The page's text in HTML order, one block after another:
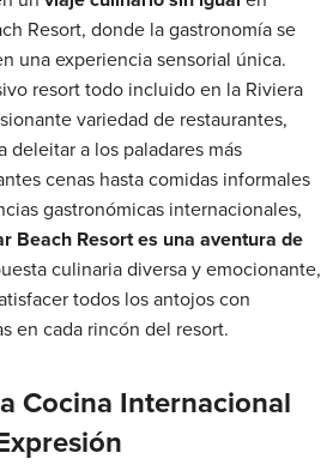
Resort, donde la gastronomía se
una experiencia sensorial única.
resort todo incluido en la Riviera
variedad de restaurantes,
deleitar a los paladares más
cenas hasta comidas informales
gastronómicas internacionales,
Beach Resort es una aventura de
culinaria diversa y emocionante,
todos los antojos con
en cada rincón del resort.
Cocina Internacional